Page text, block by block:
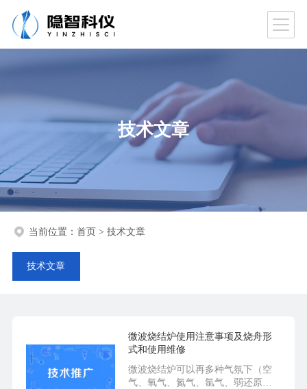
技术文章
当前位置： 首页 > 技术文章
技术文章
微波烧结炉使用注意事项及烧舟形
式和使用维修
微波烧结炉可以再多种气氛下（空
气、氧气、氮气、氩气、弱还原性